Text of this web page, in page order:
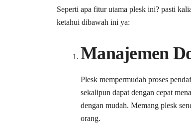
Seperti apa fitur utama plesk ini? pasti
ketahui dibawah ini ya:
Manajemen
Plesk mempermudah proses
sekalipun dapat dengan cepat
dengan mudah. Memang plesk
orang.